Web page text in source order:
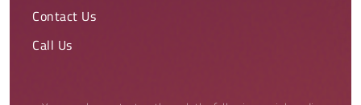
Contact Us
Call Us